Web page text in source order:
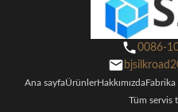
0086-
Ana sayfaÜrünlerHakkımızdaFabrika
Tüm servis